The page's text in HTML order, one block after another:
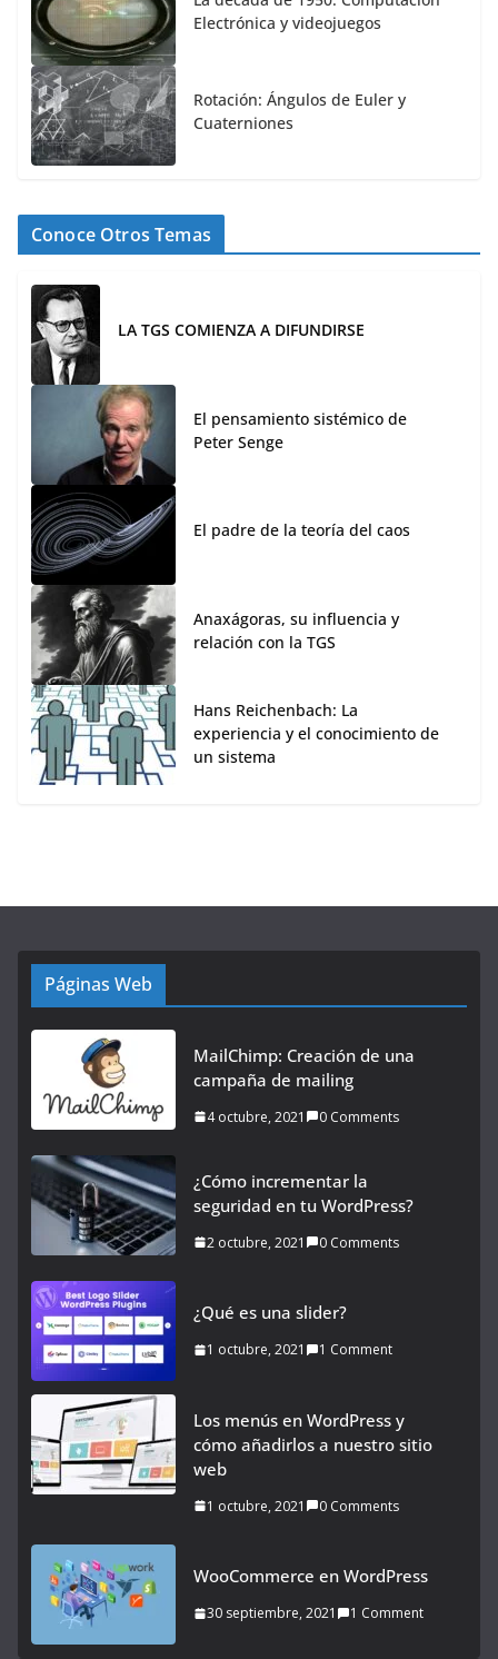
Electrónica y videojuegos
Rotación: Ángulos de Euler y
Cuaterniones
Conoce Otros Temas
LA TGS COMIENZA A DIFUNDIRSE
El pensamiento sistémico de
Peter Senge
El padre de la teoría del caos
Anaxágoras, su influencia y
relación con la TGS
Hans Reichenbach: La
experiencia y el conocimiento de
un sistema
Páginas Web
MailChimp: Creación de una
campaña de mailing
4 octubre, 2021 0 Comments
¿Cómo incrementar la
seguridad en tu WordPress?
2 octubre, 2021 0 Comments
¿Qué es una slider?
1 octubre, 2021 1 Comment
Los menús en WordPress y
cómo añadirlos a nuestro sitio
web
1 octubre, 2021 0 Comments
WooCommerce en WordPress
30 septiembre, 2021 1 Comment